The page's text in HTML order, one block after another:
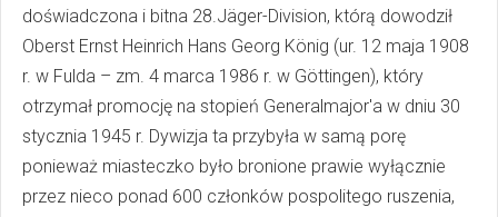
doświadczona i bitna 28.Jäger-Division, którą dowodził
Oberst Ernst Heinrich Hans Georg König (ur. 12 maja 1908
r. w Fulda – zm. 4 marca 1986 r. w Göttingen), który
otrzymał promocję na stopień Generalmajor'a w dniu 30
stycznia 1945 r. Dywizja ta przybyła w samą porę
ponieważ miasteczko było bronione prawie wyłącznie
przez nieco ponad 600 członków pospolitego ruszenia,